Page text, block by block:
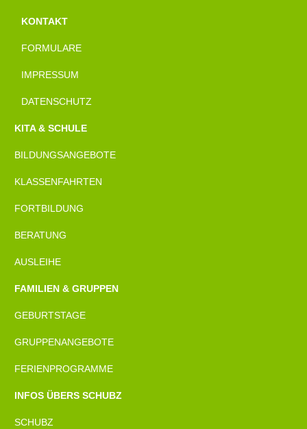
KONTAKT
FORMULARE
IMPRESSUM
DATENSCHUTZ
KITA & SCHULE
BILDUNGSANGEBOTE
KLASSENFAHRTEN
FORTBILDUNG
BERATUNG
AUSLEIHE
FAMILIEN & GRUPPEN
GEBURTSTAGE
GRUPPENANGEBOTE
FERIENPROGRAMME
INFOS ÜBERS SCHUBZ
SCHUBZ